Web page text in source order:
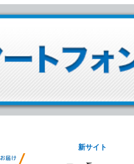
新サイト